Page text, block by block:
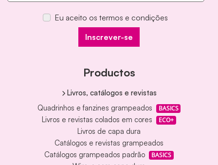
Eu aceito os termos e condições
Inscrever-se
Productos
Livros, catálogos e revistas
Quadrinhos e fanzines grampeados
BASICS
Livros e revistas colados em cores ECO+
Livros de capa dura
Catálogos e revistas grampeados
Catálogos grampeados padrão
BASICS